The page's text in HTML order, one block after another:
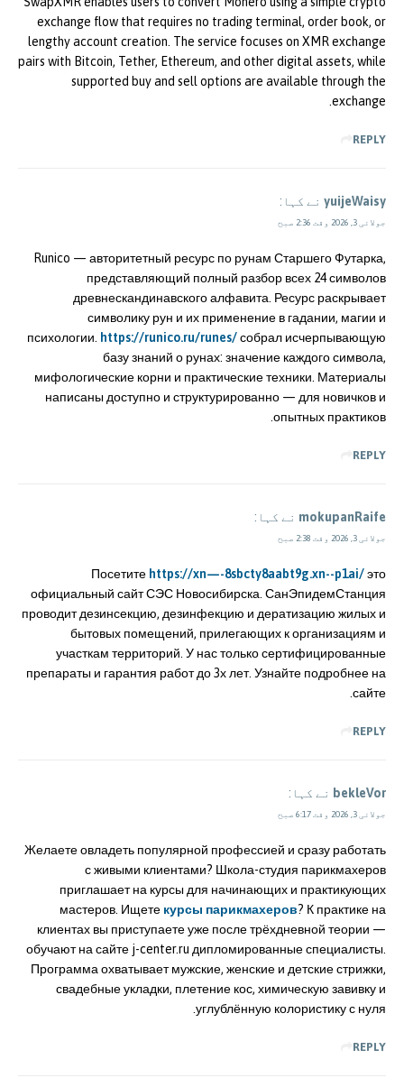
exchange flow that requires no trading terminal, order book, or
lengthy account creation. The service focuses on XMR exchange
pairs with Bitcoin, Tether, Ethereum, and other digital assets, while
supported buy and sell options are available through the
exchange.
REPLY
yuijeWaisy نے کہا:
جولائی 3, 2026 وقت 2:36 صبح
Runico — авторитетный ресурс по рунам Старшего Футарка,
представляющий полный разбор всех 24 символов
древнескандинавского алфавита. Ресурс раскрывает
символику рун и их применение в гадании, магии и
психологии. https://runico.ru/runes/собрал исчерпывающую
базу знаний о рунах: значение каждого символа,
мифологические корни и практические техники. Материалы
написаны доступно и структурированно — для новичков и
опытных практиков.
REPLY
mokupanRaife نے کہا:
جولائی 3, 2026 وقت 2:38 صبح
Посетите https://xn—-8sbcty8aabt9g.xn--p1ai/это
официальный сайт СЭС Новосибирска. СанЭпидемСтанция
проводит дезинсекцию, дезинфекцию и дератизацию жилых и
бытовых помещений, прилегающих к организациям и
участкам территорий. У нас только сертифицированные
препараты и гарантия работ до 3х лет. Узнайте подробнее на
сайте.
REPLY
bekleVor نے کہا:
جولائی 3, 2026 وقت 6:17 صبح
Желаете овладеть популярной профессией и сразу работать
с живыми клиентами? Школа-студия парикмахеров
приглашает на курсы для начинающих и практикующих
мастеров. Ищете курсы парикмахеров? К практике на
клиентах вы приступаете уже после трёхдневной теории —
обучают на сайте j-center.ru дипломированные специалисты.
Программа охватывает мужские, женские и детские стрижки,
свадебные укладки, плетение кос, химическую завивку и
углублённую колористику с нуля.
REPLY